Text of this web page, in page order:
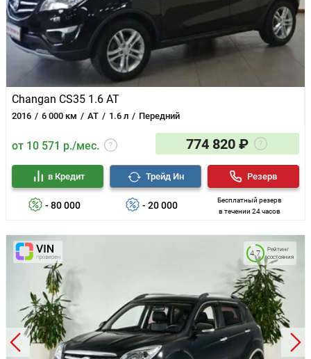
Changan CS35 1.6 AT
2016 6 000 км AT 1.6 л Передний
от 10 571 р./мес. 774 820 ₽
- 80 000
в Кредит
- 20 000
Трейд Ин
Бесплатный резерв
в течении 24 часов
Резерв
Рейтинг
состояния
4.7